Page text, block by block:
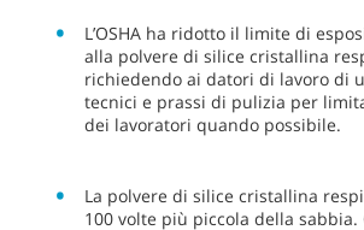
L’OSHA ha ridotto il limite di
alla polvere di silice cristallina
richiedendo ai datori di lavoro di
tecnici e prassi di pulizia per
dei lavoratori quando possibile.
La polvere di silice cristallina
100 volte più piccola della sabbia.